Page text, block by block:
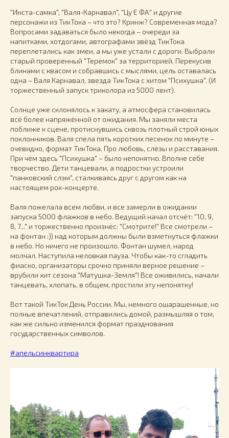
"Инста-самка", "Валя-Карнавал", "Цу Е ФА" и другие
персонажи из ТикТока – что это? Кринж? Современная мода?
Вопросами задаваться было некогда – очереди за
напитками, хотдогами, автографами звёзд ТикТока
переплетались как змеи, а мы уже устали с дороги. Выбрали
старый проверенный "Теремок" за территорией. Перекусив
блинами с квасом и собравшись с мыслями, цель оставалась
одна – Валя Карнавал, звезда ТикТока с хитом "Психушка". (И
торжественный запуск триколора из 5000 лент).
Солнце уже склонялось к закату, а атмосфера становилась
всё более напряжённой от ожидания. Мы заняли места
поближе к сцене, протиснувшись сквозь плотный строй юных
поклонников. Валя спела пять коротких песенок по минуте –
очевидно, формат ТикТока. Про любовь, слёзы и расставания.
При чём здесь "Психушка" – было непонятно. Вполне себе
творчество. Дети танцевали, а подростки устроили
"панковский слэм", сталкиваясь друг с другом как на
настоящем рок-концерте.
Валя пожелала всем любви, и все замерли в ожидании
запуска 5000 флажков в небо. Ведущий начал отсчёт: "10, 9,
8, 7..." и торжественно произнёс: "Смотрите!" Все смотрели –
на фонтан :)) над которым должны были взметнуться флажки
в небо. Но ничего не произошло. Фонтан шумел, народ
молчал. Наступила неловкая пауза. Чтобы как-то сгладить
фиаско, организаторы срочно приняли верное решение –
врубили хит сезона "Матушка-Земля"! Все оживились, начали
танцевать, хлопать, в общем, простили эту непонятку!
Вот такой ТикТок День России. Мы, немного ошарашенные, но
полные впечатлений, отправились домой, размышляя о том,
как же сильно изменился формат празднования
государственных символов.
#апельсинквартира